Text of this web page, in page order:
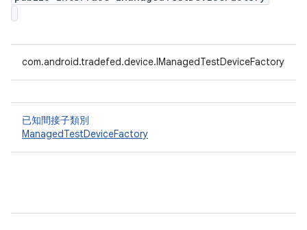
com.android.tradefed.device.IManagedTestDeviceFactory
已知間接子類別
ManagedTestDeviceFactory